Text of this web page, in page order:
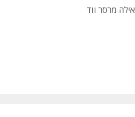
אילה מרסר ווד